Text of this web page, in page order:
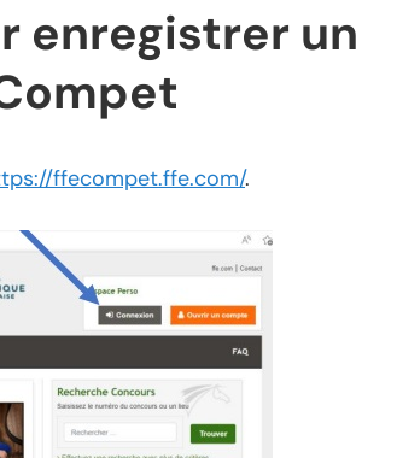
enregistrer un
ffecompet.ffe.com/.